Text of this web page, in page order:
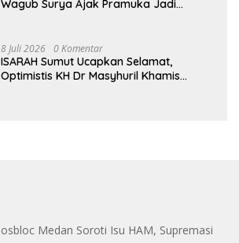
Wagub Surya Ajak Pramuka Jadi
8 Juli 2026 0 Komentar
ISARAH Sumut Ucapkan Selamat,
Optimistis KH Dr Masyhuril Khamis